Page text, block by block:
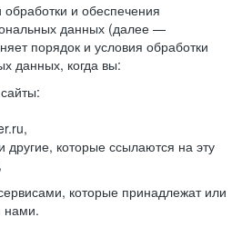
обработки и обеспечения
данных (далее —
порядок и условия обработки
данных, когда вы:
другие, которые ссылаются на эту
которые принадлежат или
нами.